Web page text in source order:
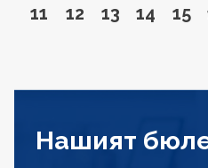
Go to page
11 Go to page
12 Go to page
13 Go to
14 Go
15
Нашият